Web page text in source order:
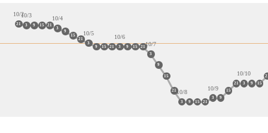
21
10/2
3
10/3
9 15 21
3
10/4
9
15
21
3
10/5
9 15 21 3
10/6
9 15
21
3
10/7
9
15
21
3
10/8
9 15 21
3
10/9
9
15
21 3
10/10
9 15